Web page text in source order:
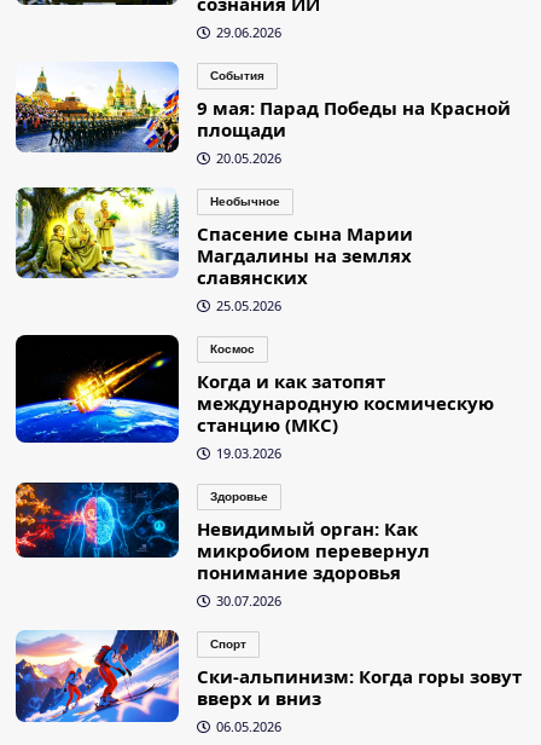
29.06.2026
События
9 мая: Парад Победы на Красной
площади
20.05.2026
Необычное
Спасение сына Марии
Магдалины на землях
славянских
25.05.2026
Космос
Когда и как затопят
международную космическую
станцию (МКС)
19.03.2026
Здоровье
Невидимый орган: Как
микробиом перевернул
понимание здоровья
30.07.2026
Спорт
Ски-альпинизм: Когда горы зовут
вверх и вниз
06.05.2026